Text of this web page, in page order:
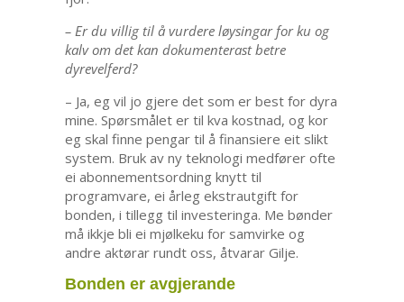
– Er du villig til å vurdere løysingar for ku og
kalv om det kan dokumenterast betre
dyrevelferd?
– Ja, eg vil jo gjere det som er best for dyra
mine. Spørsmålet er til kva kostnad, og kor
eg skal finne pengar til å finansiere eit slikt
system. Bruk av ny teknologi medfører ofte
ei abonnementsordning knytt til
programvare, ei årleg ekstrautgift for
bonden, i tillegg til investeringa. Me bønder
må ikkje bli ei mjølkeku for samvirke og
andre aktørar rundt oss, åtvarar Gilje.
Bonden er avgjerande